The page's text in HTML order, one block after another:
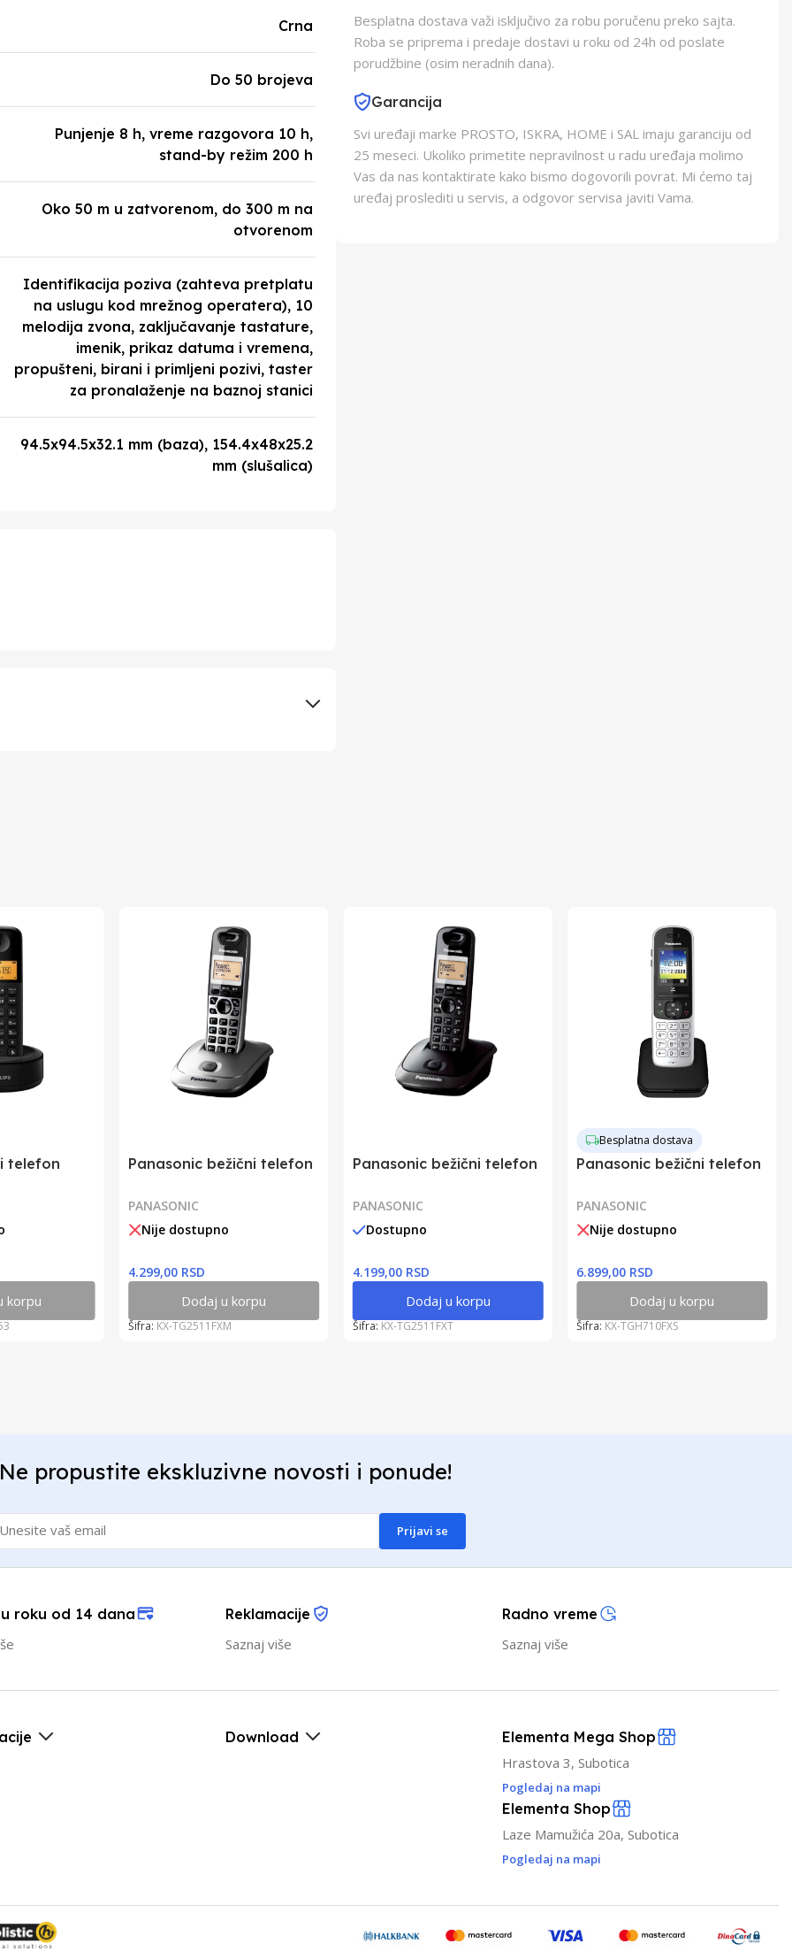
Crna
Do 50 brojeva
Punjenje 8 h, vreme razgovora 10 h,
stand-by režim 200 h
Oko 50 m u zatvorenom, do 300 m na
otvorenom
Identifikacija poziva (zahteva pretplatu
na uslugu kod mrežnog operatera), 10
melodija zvona, zaključavanje tastature,
imenik, prikaz datuma i vremena,
propušteni, birani i primljeni pozivi, taster
za pronalaženje na baznoj stanici
94.5x94.5x32.1 mm (baza), 154.4x48x25.2
mm (slušalica)
4895229125742
Besplatna dostava važi isključivo za robu poručenu preko sajta.
Roba se priprema i predaje dostavi u roku od 24h od poslate
porudžbine (osim neradnih dana).
Garancija
Svi uređaji marke PROSTO, ISKRA, HOME i SAL imaju garanciju od
25 meseci. Ukoliko primetite nepravilnost u radu uređaja molimo
Vas da nas kontaktirate kako bismo dogovorili povrat. Mi ćemo taj
uređaj proslediti u servis, a odgovor servisa javiti Vama.
telefon
korpu
Panasonic bežični telefon
PANASONIC
Nije dostupno
4.299,00 RSD
Dodaj u korpu
Šifra: KX-TG2511FXM
Panasonic bežični telefon
PANASONIC
Dostupno
4.199,00 RSD
Dodaj u korpu
Šifra: KX-TG2511FXT
Besplatna dostava
Panasonic bežični telefon
PANASONIC
Nije dostupno
6.899,00 RSD
Dodaj u korpu
Šifra: KX-TGH710FXS
Ne propustite ekskluzivne novosti i ponude!
Prijavi se
roku od 14 dana
Reklamacije
Saznaj više
Radno vreme
Saznaj više
Download
Elementa Mega Shop
Hrastova 3, Subotica
Pogledaj na mapi
Elementa Shop
Laze Mamužića 20a, Subotica
Pogledaj na mapi